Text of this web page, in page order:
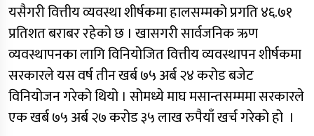
यसैगरी वित्तीय व्यवस्था शीर्षकमा हालसम्मको प्रगति ४६.७१
प्रतिशत बराबर रहेको छ । खासगरी सार्वजनिक ऋण
व्यवस्थापनका लागि विनियोजित वित्तीय व्यवस्थापन शीर्षकमा
सरकारले यस वर्ष तीन खर्ब ७५ अर्ब २४ करोड बजेट
विनियोजन गरेको थियो । सोमध्ये माघ मसान्तसम्ममा सरकारले
एक खर्ब ७५ अर्ब २७ करोड ३५ लाख रुपैयाँ खर्च गरेको हो ।